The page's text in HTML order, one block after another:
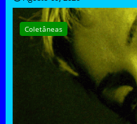
Coletâneas